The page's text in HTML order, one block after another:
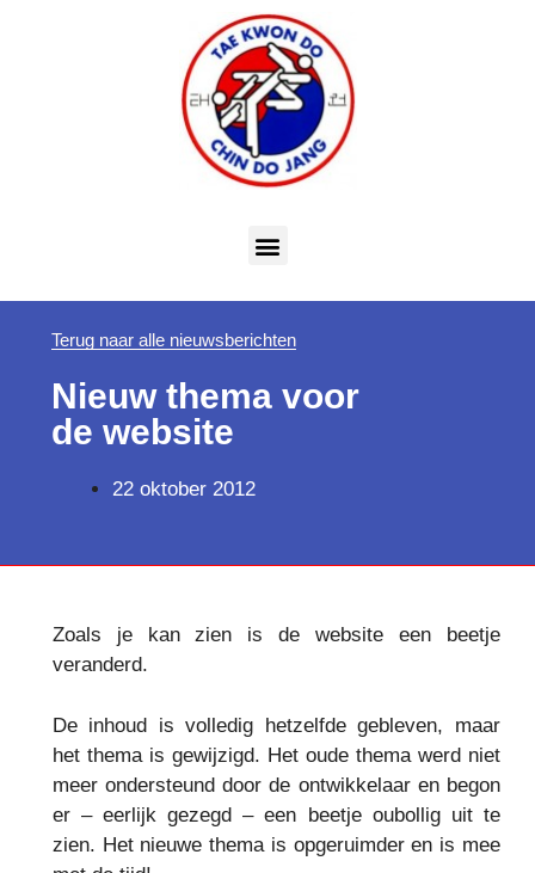
Terug naar alle nieuwsberichten
Nieuw thema voor
de website
22 oktober 2012
Zoals je kan zien is de website een beetje
veranderd.
De inhoud is volledig hetzelfde gebleven, maar
het thema is gewijzigd. Het oude thema werd niet
meer ondersteund door de ontwikkelaar en begon
er – eerlijk gezegd – een beetje oubollig uit te
zien. Het nieuwe thema is opgeruimder en is mee